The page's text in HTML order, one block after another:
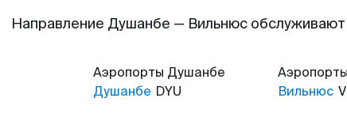
Направление Душанбе — Вильнюс
Аэропорты Душанбе
Душанбе DYU
Аэропорты
Вильнюс